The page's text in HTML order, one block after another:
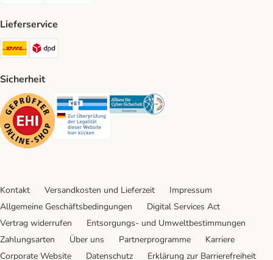
Lieferservice
DHL Shipping Method
Sicherheit
Security Security Security
Kontakt Versandkosten und Lieferzeit
Impressum
Allgemeine Geschäftsbedingungen
Digital Services Act
Vertrag widerrufen
Entsorgungs- und Umweltbestimmungen
Zahlungsarten
Über uns Partnerprogramme
Karriere
Corporate Website
Datenschutz Erklärung zur Barrierefreiheit